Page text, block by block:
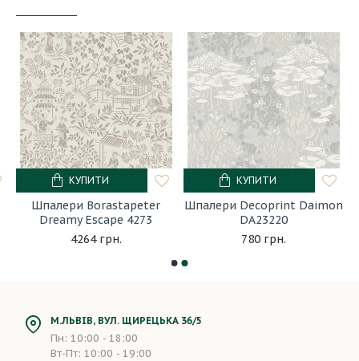
Шпалери Borastapeter
Dreamy Escape 4273
4264 грн.
КУПИТИ
Шпалери Decoprint Daimon
DA23220
780 грн.
КУПИТИ
М.ЛЬВІВ, ВУЛ. ЩИРЕЦЬКА 36/5
Пн: 10:00 - 18:00
Вт-Пт: 10:00 - 19:00